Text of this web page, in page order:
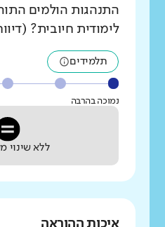
התנהגות הולמים
לימודית חיובית?
תלמידים
נמוכה בהרבה
ללא שינוי
איכות ההוראה